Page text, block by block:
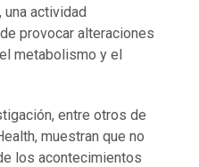
actividad
provocar alteraciones
metabolismo y el
entre otros de
, muestran que no
los acontecimientos